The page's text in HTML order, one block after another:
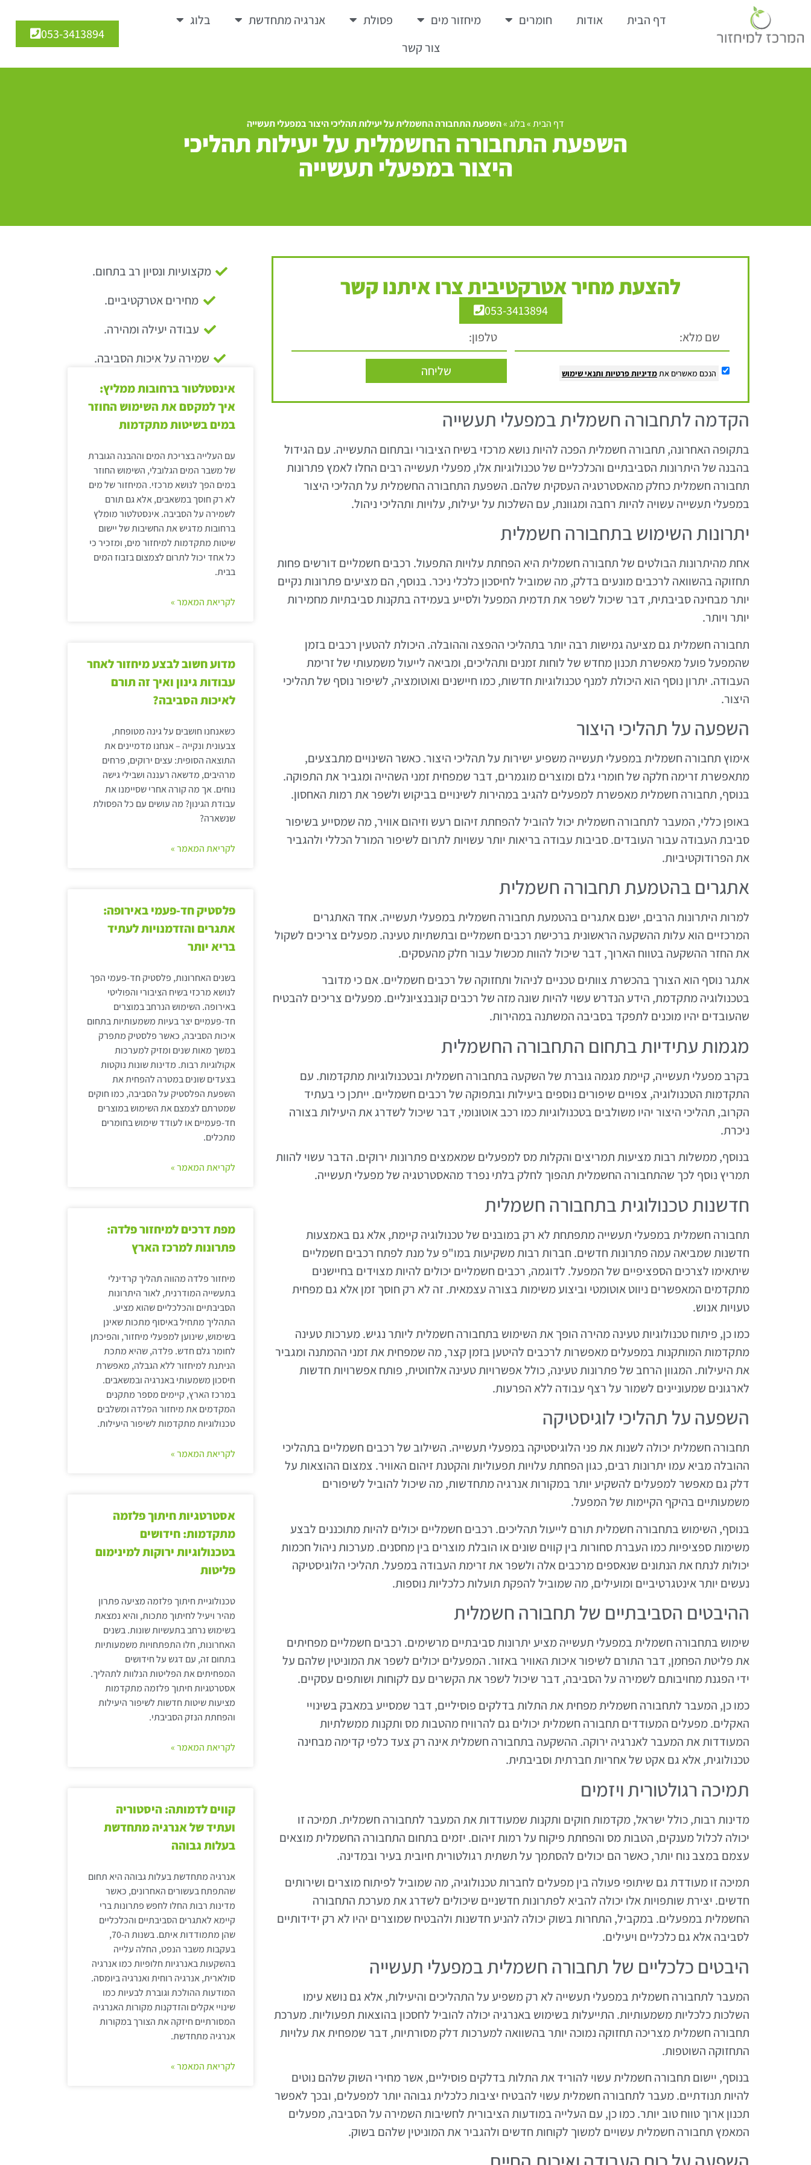
דף הבית אודות חומרים מיחזור מים פסולת אנרגיה מתחדשת
בלוג
צור קשר
053-3413894
דף הבית»בלוג»השפעת התחבורה החשמלית על יעילות תהליכי היצור במפעלי תעשייה
השפעת התחבורה החשמלית על יעילות תהליכי
היצור במפעלי תעשייה
להצעת מחיר אטרקטיבית צרו איתנו קשר
053-3413894
הנכם מאשרים אתמדיניות פרטיות ותנאי שימוש שליחה
הקדמה לתחבורה חשמלית במפעלי תעשייה
בתקופה האחרונה, תחבורה חשמלית הפכה להיות נושא מרכזי בשיח הציבורי ובתחום התעשייה. עם הגידול
בהבנה של היתרונות הסביבתיים והכלכליים של טכנולוגיות אלו, מפעלי תעשייה רבים החלו לאמץ פתרונות
תחבורה חשמלית כחלק מהאסטרטגיה העסקית שלהם. השפעת התחבורה החשמלית על תהליכי היצור
במפעלי תעשייה עשויה להיות רחבה ומגוונת, עם השלכות על יעילות, עלויות ותהליכי ניהול.
יתרונות השימוש בתחבורה חשמלית
אחת מהיתרונות הבולטים של תחבורה חשמלית היא הפחתת עלויות התפעול. רכבים חשמליים דורשים פחות
תחזוקה בהשוואה לרכבים מונעים בדלק, מה שמוביל לחיסכון כלכלי ניכר. בנוסף, הם מציעים פתרונות נקיים
יותר מבחינה סביבתית, דבר שיכול לשפר את תדמית המפעל ולסייע בעמידה בתקנות סביבתיות מחמירות
יותר ויותר.
תחבורה חשמלית גם מציעה גמישות רבה יותר בתהליכי ההפצה וההובלה. היכולת להטעין רכבים בזמן
שהמפעל פועל מאפשרת תכנון מחדש של לוחות זמנים ותהליכים, ומביאה לייעול משמעותי של זרימת
העבודה. יתרון נוסף הוא היכולת למנף טכנולוגיות חדשות, כמו חיישנים ואוטומציה, לשיפור נוסף של תהליכי
היצור.
השפעה על תהליכי היצור
אימוץ תחבורה חשמלית במפעלי תעשייה משפיע ישירות על תהליכי היצור. כאשר השינויים מתבצעים,
מתאפשרת זרימה חלקה של חומרי גלם ומוצרים מוגמרים, דבר שמפחית זמני השהייה ומגביר את התפוקה.
בנוסף, תחבורה חשמלית מאפשרת למפעלים להגיב במהירות לשינויים בביקוש ולשפר את רמות האחסון.
באופן כללי, המעבר לתחבורה חשמלית יכול להוביל להפחתת זיהום רעש וזיהום אוויר, מה שמסייע בשיפור
סביבת העבודה עבור העובדים. סביבות עבודה בריאות יותר עשויות לתרום לשיפור המורל הכללי ולהגביר
את הפרודוקטיביות.
אתגרים בהטמעת תחבורה חשמלית
למרות היתרונות הרבים, ישנם אתגרים בהטמעת תחבורה חשמלית במפעלי תעשייה. אחד האתגרים
המרכזיים הוא עלות ההשקעה הראשונית ברכישת רכבים חשמליים ובתשתיות טעינה. מפעלים צריכים לשקול
את החזר ההשקעה בטווח הארוך, דבר שיכול להוות מכשול עבור חלק מהעסקים.
אתגר נוסף הוא הצורך בהכשרת צוותים טכניים לניהול ותחזוקה של רכבים חשמליים. אם כי מדובר
בטכנולוגיה מתקדמת, הידע הנדרש עשוי להיות שונה מזה של רכבים קונבנציונליים. מפעלים צריכים להבטיח
שהעובדים יהיו מוכנים לתפקד בסביבה המשתנה במהירות.
מגמות עתידיות בתחום התחבורה החשמלית
בקרב מפעלי תעשייה, קיימת מגמה גוברת של השקעה בתחבורה חשמלית ובטכנולוגיות מתקדמות. עם
התקדמות הטכנולוגיה, צפויים שיפורים נוספים ביעילות ובתפוקה של רכבים חשמליים. ייתכן כי בעתיד
הקרוב, תהליכי היצור יהיו משולבים בטכנולוגיות כמו רכב אוטונומי, דבר שיכול לשדרג את היעילות בצורה
ניכרת.
בנוסף, ממשלות רבות מציעות תמריצים והקלות מס למפעלים שמאמצים פתרונות ירוקים. הדבר עשוי להוות
תמריץ נוסף לכך שהתחבורה החשמלית תהפוך לחלק בלתי נפרד מהאסטרטגיה של מפעלי תעשייה.
חדשנות טכנולוגית בתחבורה חשמלית
תחבורה חשמלית במפעלי תעשייה מתפתחת לא רק במובנים של טכנולוגיה קיימת, אלא גם באמצעות
חדשנות שמביאה עמה פתרונות חדשים. חברות רבות משקיעות במו"פ על מנת לפתח רכבים חשמליים
שיתאימו לצרכים הספציפיים של המפעל. לדוגמה, רכבים חשמליים יכולים להיות מצוידים בחיישנים
מתקדמים המאפשרים ניווט אוטומטי וביצוע משימות בצורה עצמאית. זה לא רק חוסך זמן אלא גם מפחית
טעויות אנוש.
כמו כן, פיתוח טכנולוגיות טעינה מהירה הופך את השימוש בתחבורה חשמלית ליותר נגיש. מערכות טעינה
מתקדמות המותקנות במפעלים מאפשרות לרכבים להיטען בזמן קצר, מה שמפחית את זמני ההמתנה ומגביר
את היעילות. המגוון הרחב של פתרונות טעינה, כולל אפשרויות טעינה אלחוטית, פותח אפשרויות חדשות
לארגונים שמעוניינים לשמור על רצף עבודה ללא הפרעות.
השפעה על תהליכי לוגיסטיקה
תחבורה חשמלית יכולה לשנות את פני הלוגיסטיקה במפעלי תעשייה. השילוב של רכבים חשמליים בתהליכי
ההובלה מביא עמו יתרונות רבים, כגון הפחתת עלויות תפעוליות והקטנת זיהום האוויר. צמצום ההוצאות על
דלק גם מאפשר למפעלים להשקיע יותר במקורות אנרגיה מתחדשות, מה שיכול להוביל לשיפורים
משמעותיים בהיקף הקיימות של המפעל.
בנוסף, השימוש בתחבורה חשמלית תורם לייעול תהליכים. רכבים חשמליים יכולים להיות מתוכננים לבצע
משימות ספציפיות כמו העברת סחורות בין קווים שונים או הובלת מוצרים בין מחסנים. מערכות ניהול חכמות
יכולות לנתח את הנתונים שנאספים מרכבים אלה ולשפר את זרימת העבודה במפעל. תהליכי הלוגיסטיקה
נעשים יותר אינטגרטיביים ומועילים, מה שמוביל להפקת תועלות כלכליות נוספות.
ההיבטים הסביבתיים של תחבורה חשמלית
שימוש בתחבורה חשמלית במפעלי תעשייה מציע יתרונות סביבתיים מרשימים. רכבים חשמליים מפחיתים
את פליטת הפחמן, דבר התורם לשיפור איכות האוויר באזור. המפעלים יכולים לשפר את המוניטין שלהם על
ידי הפגנת מחויבותם לשמירה על הסביבה, דבר שיכול לשפר את הקשרים עם לקוחות ושותפים עסקיים.
כמו כן, המעבר לתחבורה חשמלית מפחית את התלות בדלקים פוסיליים, דבר שמסייע במאבק בשינויי
האקלים. מפעלים המעודדים תחבורה חשמלית יכולים גם להרוויח מהטבות מס ותקנות ממשלתיות
המעודדות את המעבר לאנרגיה ירוקה. ההשקעה בתחבורה חשמלית אינה רק צעד כלפי קדימה מבחינה
טכנולוגית, אלא גם אקט של אחריות חברתית וסביבתית.
תמיכה רגולטורית ויזמים
מדינות רבות, כולל ישראל, מקדמות חוקים ותקנות שמעודדות את המעבר לתחבורה חשמלית. תמיכה זו
יכולה לכלול מענקים, הטבות מס והפחתת פיקוח על רמות זיהום. יזמים בתחום התחבורה החשמלית מוצאים
עצמם במצב נוח יותר, כאשר הם יכולים להסתמך על תשתית רגולטורית חיובית בעיר ובמדינה.
תמיכה זו מעודדת גם שיתופי פעולה בין מפעלים לחברות טכנולוגיה, מה שמוביל לפיתוח מוצרים ושירותים
חדשים. יצירת שותפויות אלו יכולה להביא לפתרונות חדשניים שיכולים לשדרג את מערכת התחבורה
החשמלית במפעלים. במקביל, התחרות בשוק יכולה להניע חדשנות ולהבטיח שמוצרים יהיו לא רק ידידותיים
לסביבה אלא גם כלכליים ויעילים.
היבטים כלכליים של תחבורה חשמלית במפעלי תעשייה
המעבר לתחבורה חשמלית במפעלי תעשייה לא רק משפיע על התהליכים והיעילות, אלא גם נושא עימו
השלכות כלכליות משמעותיות. התייעלות בשימוש באנרגיה יכולה להוביל לחסכון בהוצאות תפעוליות. מערכת
תחבורה חשמלית מצריכה תחזוקה נמוכה יותר בהשוואה למערכות דלק מסורתיות, דבר שמפחית את עלויות
התחזוקה השוטפות.
בנוסף, יישום תחבורה חשמלית עשוי להוריד את התלות בדלקים פוסיליים, אשר מחירי השוק שלהם נוטים
להיות תנודתיים. מעבר לתחבורה חשמלית עשוי להבטיח יציבות כלכלית גבוהה יותר למפעלים, ובכך לאפשר
תכנון ארוך טווח טוב יותר. כמו כן, עם העלייה במודעות הציבורית לחשיבות השמירה על הסביבה, מפעלים
המאמץ תחבורה חשמלית עשויים למשוך לקוחות חדשים ולהגביר את המוניטין שלהם בשוק.
מקצועיות ונסיון רב בתחום.
מחירים אטרקטיביים.
עבודה יעילה ומהירה.
שמירה על איכות הסביבה.
אינסטלטור ברחובות ממליץ:
איך למקסם את השימוש החוזר
במים בשיטות מתקדמות
עם העלייה בצריכת המים וההבנה הגוברת
של משבר המים הגלובלי, השימוש החוזר
במים הפך לנושא מרכזי. המיחזור של מים
לא רק חוסך במשאבים, אלא גם תורם
לשמירה על הסביבה. אינסטלטור מומלץ
ברחובות מדגיש את החשיבות של יישום
שיטות מתקדמות למיחזור מים, ומזכיר כי
כל אחד יכול לתרום לצמצום בזבוז המים
בבית.
לקריאת המאמר »
מדוע חשוב לבצע מיחזור לאחר
עבודות גינון ואיך זה תורם
לאיכות הסביבה?
כשאנחנו חושבים על גינה מטופחת,
צבעונית ונקייה – אנחנו מדמיינים את
התוצאה הסופית: עצים ירוקים, פרחים
מרהיבים, מדשאה רעננה ושבילי גישה
נוחים. אך מה קורה אחרי שסיימנו את
עבודת הגינון? מה עושים עם כל הפסולת
שנשארה?
לקריאת המאמר »
פלסטיק חד-פעמי באירופה:
אתגרים והזדמנויות לעתיד
בריא יותר
בשנים האחרונות, פלסטיק חד-פעמי הפך
לנושא מרכזי בשיח הציבורי והפוליטי
באירופה. השימוש הנרחב במוצרים
חד-פעמיים יצר בעיות משמעותיות בתחום
איכות הסביבה, כאשר פלסטיק מתפרק
במשך מאות שנים ומזיק למערכות
אקולוגיות רבות. מדינות שונות נוקטות
בצעדים שונים במטרה להפחית את
השפעת הפלסטיק על הסביבה, כמו חוקים
שמטרתם לצמצם את השימוש במוצרים
חד-פעמיים או לעודד שימוש בחומרים
מתכלים.
לקריאת המאמר »
מפת דרכים למיחזור פלדה:
פתרונות למרכז הארץ
מיחזור פלדה מהווה תהליך קרדינלי
בתעשייה המודרנית, לאור היתרונות
הסביבתיים והכלכליים שהוא מציע.
התהליך מתחיל באיסוף מתכות שאינן
בשימוש, שינוען למפעלי מיחזור, והפיכתן
לחומר גלם חדש. פלדה, שהיא מתכת
הניתנת למיחזור ללא הגבלה, מאפשרת
חיסכון משמעותי באנרגיה ובמשאבים.
במרכז הארץ, קיימים מספר מתקנים
המקדמים את מיחזור הפלדה ומשלבים
טכנולוגיות מתקדמות לשיפור היעילות.
לקריאת המאמר »
אסטרטגיות חיתוך פלזמה
מתקדמות: חידושים
בטכנולוגיות ירוקות למינימום
פליטות
טכנולוגיית חיתוך פלזמה מציעה פתרון
מהיר ויעיל לחיתוך מתכות, והיא נמצאת
בשימוש נרחב בתעשיות שונות. בשנים
האחרונות, חלו התפתחויות משמעותיות
בתחום זה, עם דגש על חידושים
המפחיתים את הפליטות הנלוות לתהליך.
אסטרטגיות חיתוך פלזמה מתקדמות
מציעות שיטות חדשות לשיפור היעילות
והפחתת הנזק הסביבתי.
לקריאת המאמר »
קווים לדמותה: היסטוריה
ועתיד של אנרגיה מתחדשת
בעלות גבוהה
אנרגיה מתחדשת בעלות גבוהה היא תחום
שהתפתח בעשורים האחרונים, כאשר
מדינות רבות החלו לחפש פתרונות ברי
קיימא לאתגרים הסביבתיים והכלכליים
שהן מתמודדות איתם. בשנות ה-70,
בעקבות משבר הנפט, החלה עלייה
בהשקעות באנרגיות חלופיות כמו אנרגיה
סולארית, אנרגיה רוחית ואנרגיה ביומסה.
המודעות ההולכת וגוברת לבעיות כמו
שינויי אקלים והזדקנות מקורות האנרגיה
המסורתיים חיזקה את הצורך במקורות
אנרגיה מתחדשת.
לקריאת המאמר »